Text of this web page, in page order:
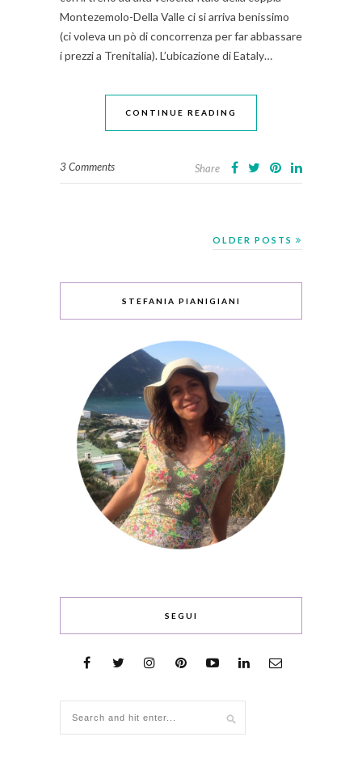
Montezemolo-Della Valle ci si arriva benissimo
(ci voleva un pò di concorrenza per far abbassare
i prezzi a Trenitalia). L’ubicazione di Eataly…
CONTINUE READING
3 Comments Share
OLDER POSTS
STEFANIA PIANIGIANI
SEGUI